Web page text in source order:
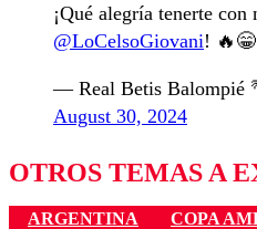
¡Qué alegría tenerte con
@LoCelsoGiovani! 🔥😁
— Real Betis Balompié
August 30, 2024
OTROS TEMAS A
ARGENTINA COPA